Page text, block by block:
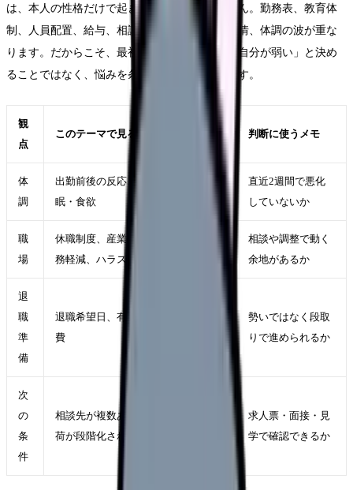
は、本人の性格だけで起きるものではありません。勤務表、教育体
制、人員配置、給与、相談できる相手、家庭事情、体調の波が重な
ります。だからこそ、最初にやるべきことは「自分が弱い」と決め
ることではなく、悩みを条件に翻訳することです。
観
点
このテーマで見ること 判断に使うメモ
体
調
出勤前後の反応、休日の回復、睡
眠・食欲
直近2週間で悪化
していないか
職
場
休職制度、産業保健、配置転換、勤
務軽減、ハラスメント相談窓口
相談や調整で動く
余地があるか
退
職
準
備
退職希望日、有休、引き継ぎ、生活
費
勢いではなく段取
りで進められるか
次
の
条
件
相談先が複数ある、教育や夜勤の負
荷が段階化されている職場
求人票・面接・見
学で確認できるか